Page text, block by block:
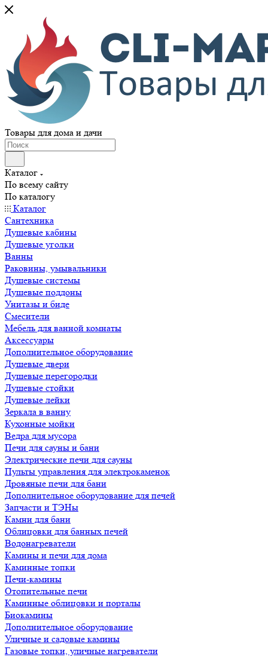
Товары для дома и дачи
Каталог
По всему сайту
По каталогу
Каталог
Сантехника
Душевые кабины
Душевые уголки
Ванны
Раковины, умывальники
Душевые системы
Душевые поддоны
Унитазы и биде
Смесители
Мебель для ванной комнаты
Аксессуары
Дополнительное оборудование
Душевые двери
Душевые перегородки
Душевые стойки
Душевые лейки
Зеркала в ванну
Кухонные мойки
Ведра для мусора
Печи для сауны и бани
Электрические печи для сауны
Пульты управления для электрокаменок
Дровяные печи для бани
Дополнительное оборудование для печей
Запчасти и ТЭНы
Камни для бани
Облицовки для банных печей
Водонагреватели
Камины и печи для дома
Каминные топки
Печи-камины
Отопительные печи
Каминные облицовки и порталы
Биокамины
Дополнительное оборудование
Уличные и садовые камины
Газовые топки, уличные нагреватели